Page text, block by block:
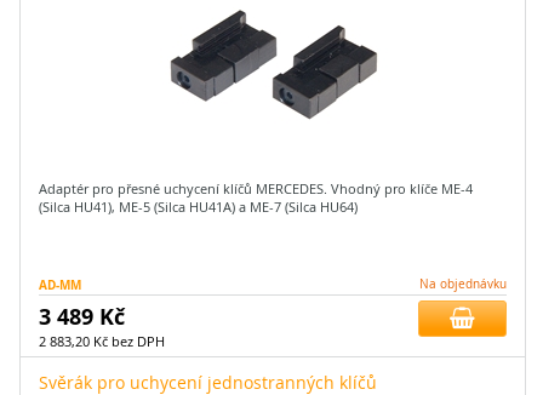
Adaptér pro přesné uchycení klíčů MERCEDES. Vhodný pro klíče ME-4
(Silca HU41), ME-5 (Silca HU41A) a ME-7 (Silca HU64)
AD-MM Na objednávku
3 489 Kč
2 883,20 Kč bez DPH
Svěrák pro uchycení jednostranných klíčů